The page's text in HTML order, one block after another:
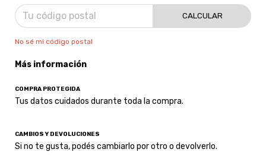
CALCULAR
No sé mi código postal
Más información
COMPRA PROTEGIDA
Tus datos cuidados durante toda la compra.
CAMBIOS Y DEVOLUCIONES
Si no te gusta, podés cambiarlo por otro o devolverlo.